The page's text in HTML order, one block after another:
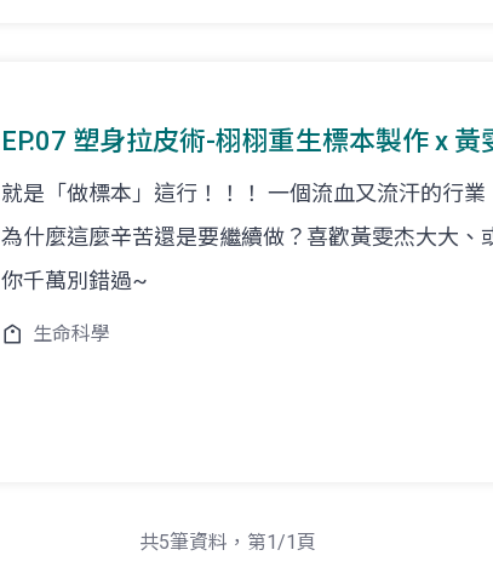
EP.07 塑身拉皮術-栩栩重生標本製作 x 黃
就是「做標本」這行！！！ 一個流血又流汗的行業
為什麼這麼辛苦還是要繼續做？喜歡黃雯杰大大、
你千萬別錯過~
生命科學
共5筆資料，第1/1頁